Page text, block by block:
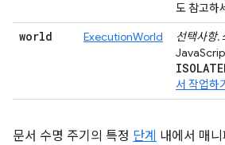
도 참고하
world ExecutionWorld 선택사항.
서 작업하
문서 수명 주기의 특정 단계 내에서 매